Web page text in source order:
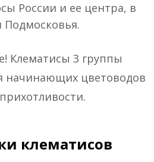
России и ее центра, в
Подмосковья.
Клематисы 3 группы
начинающих цветоводов
клематисов